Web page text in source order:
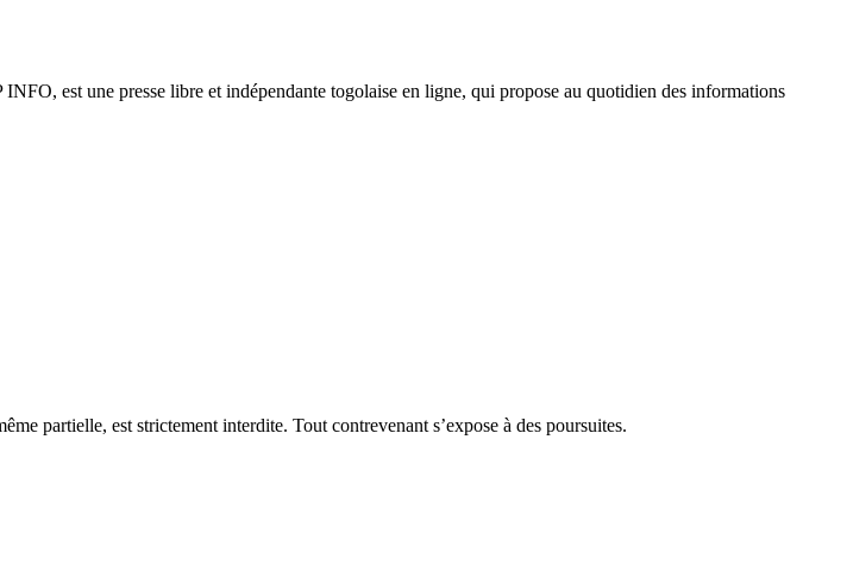
est une presse libre et indépendante togolaise en ligne, qui propose au quotidien des informations
partielle, est strictement interdite. Tout contrevenant s’expose à des poursuites.